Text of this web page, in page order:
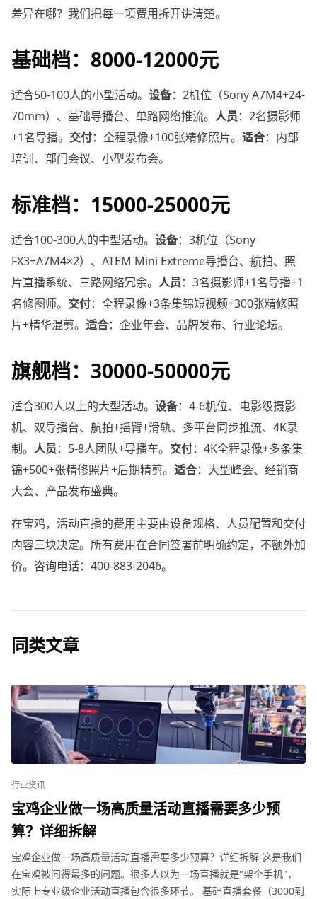
差异在哪？我们把每一项费用拆开讲清楚。
基础档：8000-12000元
适合50-100人的小型活动。 设备：2机位（Sony A7M4+24-
70mm）、基础导播台、单路网络推流。 人员：2名摄影师
+1名导播。 交付：全程录像+100张精修照片。 适合：内部
培训、部门会议、小型发布会。
标准档：15000-25000元
适合100-300人的中型活动。 设备：3机位（Sony
FX3+A7M4×2）、ATEM Mini Extreme导播台、航拍、照
片直播系统、三路网络冗余。 人员：3名摄影师+1名导播+1
名修图师。 交付：全程录像+3条集锦短视频+300张精修照
片+精华混剪。 适合：企业年会、品牌发布、行业论坛。
旗舰档：30000-50000元
适合300人以上的大型活动。 设备：4-6机位、电影级摄影
机、双导播台、航拍+摇臂+滑轨、多平台同步推流、4K录
制。 人员：5-8人团队+导播车。 交付：4K全程录像+多条集
锦+500+张精修照片+后期精剪。 适合：大型峰会、经销商
大会、产品发布盛典。
在宝鸡，活动直播的费用主要由设备规格、人员配置和交付
内容三块决定。所有费用在合同签署前明确约定，不额外加
价。咨询电话：400-883-2046。
同类文章
行业资讯
宝鸡企业做一场高质量活动直播需要多少预
算？详细拆解
宝鸡企业做一场高质量活动直播需要多少预算？详细拆解 这是我们
在宝鸡被问得最多的问题。很多人以为一场直播就是"架个手机"，
实际上专业级企业活动直播包含很多环节。 基础直播套餐（3000到